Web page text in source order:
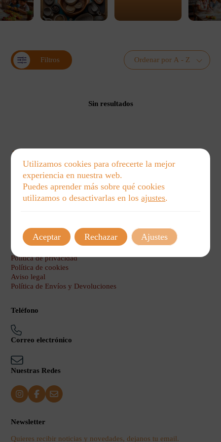
Filtros
Sin resultados
Legal
Política de privacidad
Política de cookies
Aviso legal
Política de Envíos y Devoluciones
Teléfono
Correo electrónico
Nuestras Redes
Newsletter
Quieres recibir noticias y novedades, dejanos tu email.
Utilizamos cookies para ofrecerte la mejor
experiencia en nuestra web.
Puedes aprender más sobre qué cookies
utilizamos o desactivarlas en losajustes.
Aceptar Rechazar Ajustes